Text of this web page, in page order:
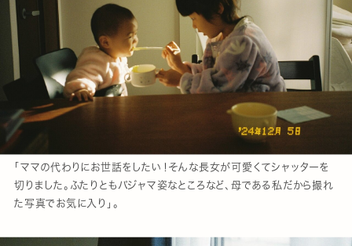
「ママの代わりにお世話をしたい！そんな長女が可愛くてシャッターを
切りました。ふたりともパジャマ姿なところなど、母である私だから撮れ
た写真でお気に入り」。